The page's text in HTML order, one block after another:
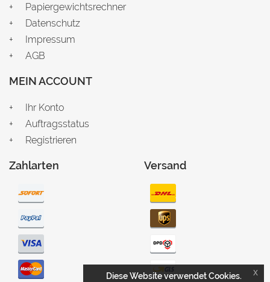
Papiergewichtsrechner
Datenschutz
Impressum
AGB
MEIN ACCOUNT
Ihr Konto
Auftragsstatus
Registrieren
Zahlarten Versand
Diese Website verwendet Cookies. x